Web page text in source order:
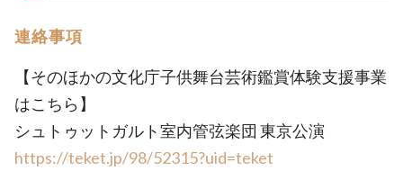
連絡事項
【そのほかの文化庁子供舞台芸術鑑賞体験支援事業
はこちら】
シュトゥットガルト室内管弦楽団 東京公演
https://teket.jp/98/52315?uid=teket